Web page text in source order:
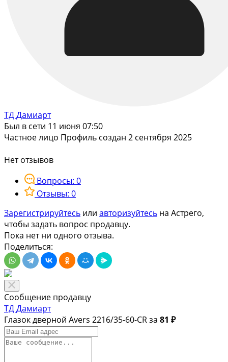
ТД Дамиарт
Был в сети 11 июня 07:50
Частное лицо Профиль создан 2 сентября 2025
Нет отзывов
Вопросы: 0
Отзывы: 0
Зарегистрируйтесь или авторизуйтесь на Астрего,
чтобы задать вопрос продавцу.
Пока нет ни одного отзыва.
Поделиться:
Сообщение продавцу
ТД Дамиарт
Глазок дверной Avers 2216/35-60-CR за 81 ₽